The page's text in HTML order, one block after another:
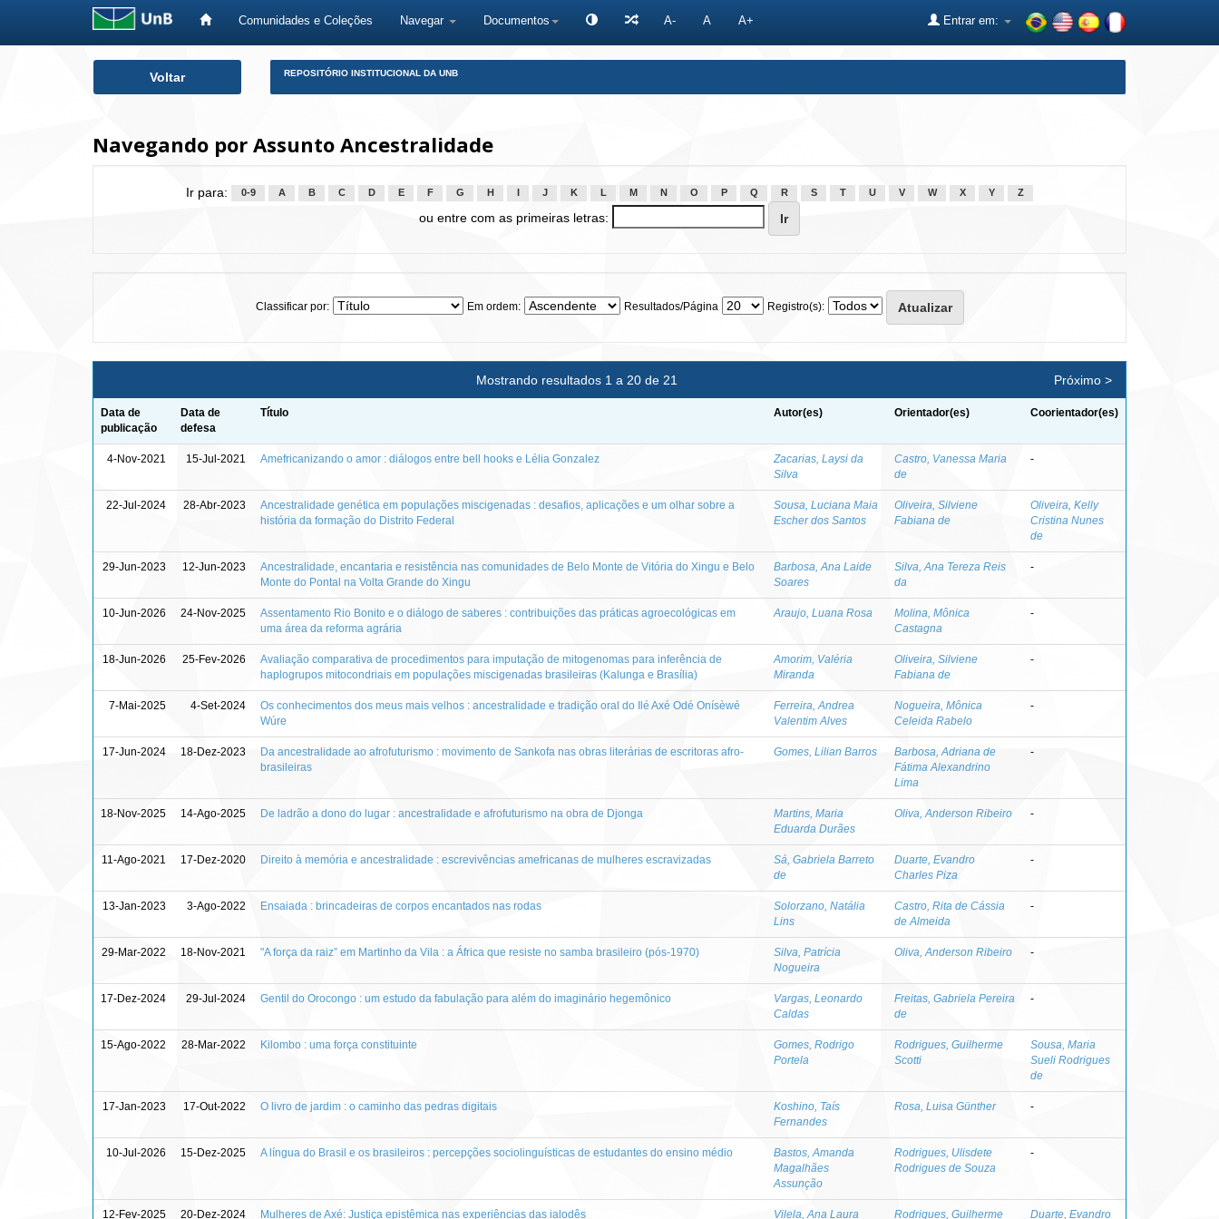
Comunidades e Coleções Navegar Documentos A- A A+ Entrar em:
Voltar REPOSITÓRIO INSTITUCIONAL DA UNB
Navegando por Assunto Ancestralidade
Ir para: 0-9 A B C D E F G H J K L M N O P Q R S T U V W X Y Z
ou entre com as primeiras letras:
Classificar por: Em ordem: Resultados/Página Registro(s):
Mostrando resultados 1 a 20 de 21 Próximo >
Data de
publicação
Data de
defesa
Título Autor(es) Orientador(es) Coorientador(es)
4-Nov-2021 15-Jul-2021 Amefricanizando o amor : diálogos entre bell hooks e Lélia Gonzalez
Zacarias, Laysi da
Silva
Castro, Vanessa Maria
de
-
22-Jul-2024 28-Abr-2023
Ancestralidade genética em populações miscigenadas : desafios, aplicações e um olhar sobre a
história da formação do Distrito Federal
Sousa, Luciana Maia
Escher dos Santos
Oliveira, Silviene
Fabiana de
Oliveira, Kelly
Cristina Nunes
de
29-Jun-2023 12-Jun-2023
Ancestralidade, encantaria e resistência nas comunidades de Belo Monte de Vitória do Xingu e Belo
Monte do Pontal na Volta Grande do Xingu
Barbosa, Ana Laide
Soares
Silva, Ana Tereza Reis
da
-
10-Jun-2026 24-Nov-2025
Assentamento Rio Bonito e o diálogo de saberes : contribuições das práticas agroecológicas em
uma área da reforma agrária
Araujo, Luana Rosa
Molina, Mônica
Castagna
-
18-Jun-2026 25-Fev-2026
Avaliação comparativa de procedimentos para imputação de mitogenomas para inferência de
haplogrupos mitocondriais em populações miscigenadas brasileiras (Kalunga e Brasília)
Amorim, Valéria
Miranda
Oliveira, Silviene
Fabiana de
-
7-Mai-2025 4-Set-2024
Os conhecimentos dos meus mais velhos : ancestralidade e tradição oral do Ilé Axé Odé Onísèwé
Wúre
Ferreira, Andrea
Valentim Alves
Nogueira, Mônica
Celeida Rabelo
-
17-Jun-2024 18-Dez-2023
Da ancestralidade ao afrofuturismo : movimento de Sankofa nas obras literárias de escritoras afro-
brasileiras
Gomes, Lilian Barros
Barbosa, Adriana de
Fátima Alexandrino
Lima
-
18-Nov-2025 14-Ago-2025 De ladrão a dono do lugar : ancestralidade e afrofuturismo na obra de Djonga
Martins, Maria
Eduarda Durães
Oliva, Anderson Ribeiro -
11-Ago-2021 17-Dez-2020 Direito à memória e ancestralidade : escrevivências amefricanas de mulheres escravizadas
Sá, Gabriela Barreto
de
Duarte, Evandro
Charles Piza
-
13-Jan-2023 3-Ago-2022 Ensaiada : brincadeiras de corpos encantados nas rodas
Solorzano, Natália
Lins
Castro, Rita de Cássia
de Almeida
-
29-Mar-2022 18-Nov-2021 "A força da raiz” em Martinho da Vila : a África que resiste no samba brasileiro (pós-1970)
Silva, Patrícia
Nogueira
Oliva, Anderson Ribeiro -
17-Dez-2024 29-Jul-2024 Gentil do Orocongo : um estudo da fabulação para além do imaginário hegemônico
Vargas, Leonardo
Caldas
Freitas, Gabriela Pereira
de
-
15-Ago-2022 28-Mar-2022 Kilombo : uma força constituinte
Gomes, Rodrigo
Portela
Rodrigues, Guilherme
Scotti
Sousa, Maria
Sueli Rodrigues
de
17-Jan-2023 17-Out-2022 O livro de jardim : o caminho das pedras digitais
Koshino, Taís
Fernandes
Rosa, Luisa Günther -
10-Jul-2026 15-Dez-2025 A língua do Brasil e os brasileiros : percepções sociolinguísticas de estudantes do ensino médio
Bastos, Amanda
Magalhães
Assunção
Rodrigues, Ulisdete
Rodrigues de Souza
-
12-Fev-2025 20-Dez-2024 Mulheres de Axé: Justiça epistêmica nas experiências das ialodês Vilela, Ana Laura Rodrigues, Guilherme Duarte, Evandro